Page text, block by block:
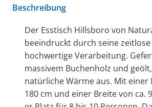
Beschreibung
Der Esstisch Hillsboro von
beeindruckt durch seine zeitlose
hochwertige Verarbeitung.
massivem Buchenholz und
natürliche Wärme aus. Mit einer
180 cm und einer Breite von ca.